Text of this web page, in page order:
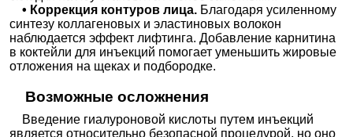
• Коррекция контуров лица. Благодаря усиленному
синтезу коллагеновых и эластиновых волокон
наблюдается эффект лифтинга. Добавление карнитина
в коктейли для инъекций помогает уменьшить жировые
отложения на щеках и подбородке.
Возможные осложнения
Введение гиалуроновой кислоты путем инъекций
является относительно безопасной процедурой, но оно